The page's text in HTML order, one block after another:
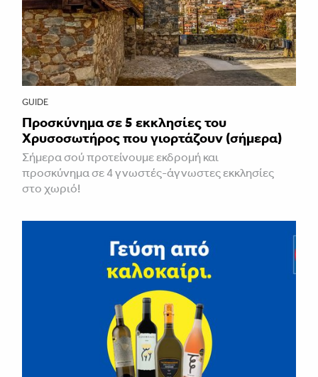
GUIDE
Προσκύνημα σε 5 εκκλησίες του
Χρυσοσωτήρος που γιορτάζουν (σήμερα)
Σήμερα σού προτείνουμε εκδρομή και
προσκύνημα σε 4 γνωστές-άγνωστες εκκλησίες
στο χωριό!